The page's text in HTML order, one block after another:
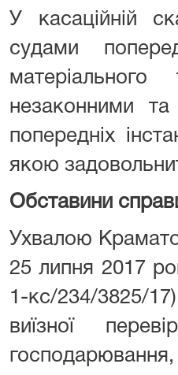
У касаційній
судами
незаконними та
попередніх
якою
Обставини
Ухвалою
25 липня 2017
1-кс/234/3825/
виїзної